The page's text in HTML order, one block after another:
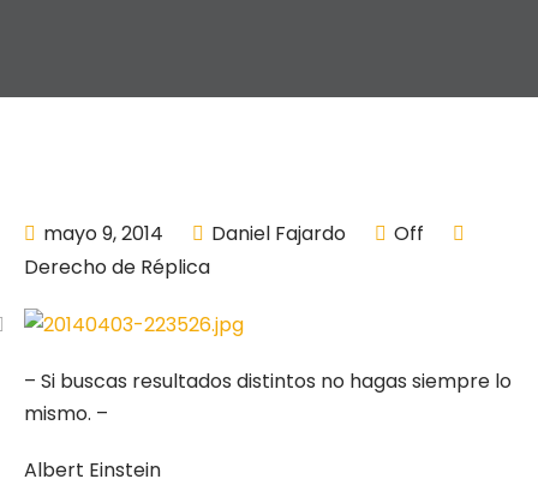
mayo 9, 2014 Daniel Fajardo
Off
Derecho de Réplica
– Si buscas resultados distintos no hagas siempre lo
mismo. –
Albert Einstein